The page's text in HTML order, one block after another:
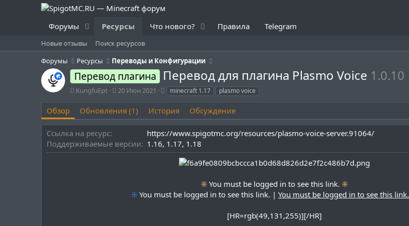
Форумы Ресурсы Что нового? Правила Telegram
Новые отзывы
Поиск ресурсов
Форумы
Ресурсы Переводы и Конфигурации
Перевод плагина Перевод для плагина Plasmo Voice 1.0.10
А
о
р
KungfuEpt
Д
т
а
с
з
д
20 Июн 2021
Т
г
и
minecraft 1.17 plasmo voice
Обзор Обновления (1) История Обсуждение
Ссылка на ресурс
https://www.spigotmc.org/resources/plasmo-voice-server.91064/
Поддерживаемые версии
1.16 1.17 1.18
⁜ You must be logged in to see this link. ⁜
⁜ You must be logged in to see this link. | You must be logged in to see this link.
[HR=rgb(49,131,255)][/HR]